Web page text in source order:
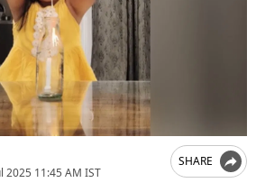
2025 11:45 AM IST
SHARE